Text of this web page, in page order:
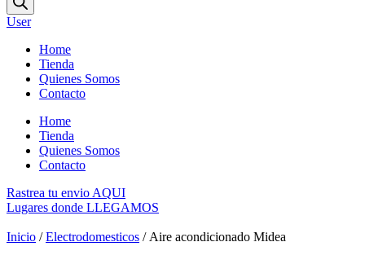
productos
User
Home
Tienda
Quienes Somos
Contacto
Home
Tienda
Quienes Somos
Contacto
Rastrea tu envio AQUI
Lugares donde LLEGAMOS
Inicio /Electrodomesticos / Aire acondicionado Midea